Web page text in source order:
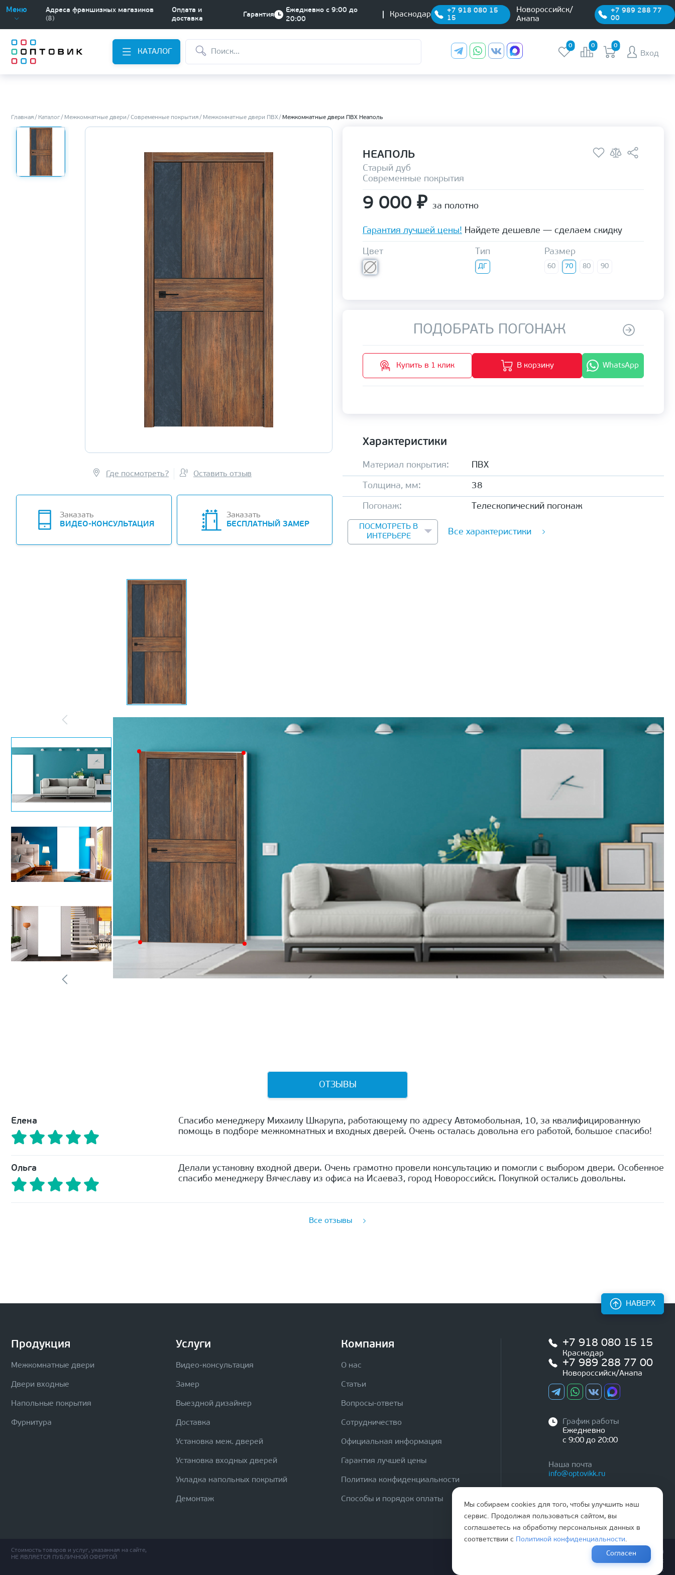
Меню
Адреса франшизных магазинов
(8)
Оплата и
доставка
Гарантия
Ежедневно с 9:00 до
20:00
Краснодар
+7 918 080 15
15
Новороссийск/
Анапа
+7 989 288 77
00
КАТАЛОГ
0 0 0
Вход
Главная Каталог Межкомнатные двери Современные покрытия Межкомнатные двери ПВХ Межкомнатные двери ПВХ Неаполь
Где посмотреть? Оставить отзыв
Заказать
ВИДЕО-КОНСУЛЬТАЦИЯ
Заказать
БЕСПЛАТНЫЙ ЗАМЕР
НЕАПОЛЬ
Старый дуб
Современные покрытия
9 000 ₽ за полотно
Гарантия лучшей цены! Найдете дешевле — сделаем скидку
Цвет Тип
ДГ
Размер
60 70 80 90
ПОДОБРАТЬ ПОГОНАЖ
Купить в 1 клик В корзину WhatsApp
Характеристики
Материал покрытия: ПВХ
Толщина, мм: 38
Погонаж: Телескопический погонаж
ПОСМОТРЕТЬ В
ИНТЕРЬЕРЕ
Все характеристики
ОТЗЫВЫ
Елена
Спасибо менеджеру Михаилу Шкарупа, работающему по адресу Автомобольная, 10, за квалифицированную
помощь в подборе межкомнатных и входных дверей. Очень осталась довольна его работой, большое спасибо!
Ольга
Делали установку входной двери. Очень грамотно провели консультацию и помогли с выбором двери. Особенное
спасибо менеджеру Вячеславу из офиса на Исаева3, город Новороссийск. Покупкой остались довольны.
Все отзывы
Продукция
Межкомнатные двери
Двери входные
Напольные покрытия
Фурнитура
Услуги
Видео-консультация
Замер
Выездной дизайнер
Доставка
Установка меж. дверей
Установка входных дверей
Укладка напольных покрытий
Демонтаж
Компания
О нас
Статьи
Вопросы-ответы
Сотрудничество
Официальная информация
Гарантия лучшей цены
Политика конфиденциальности
Способы и порядок оплаты
+7 918 080 15 15
Краснодар
+7 989 288 77 00
Новороссийск/Анапа
График работы
Ежедневно
с 9:00 до 20:00
Наша почта
info@optovikk.ru
НАВЕРХ
Стоимость товаров и услуг, указанная на сайте,
НЕ ЯВЛЯЕТСЯ ПУБЛИЧНОЙ ОФЕРТОЙ
Правила эксплутации входных и межкомнатных дверей
Политика обработки персональных данных
Согласие на обработку персональных данных
Мы собираем cookies для того, чтобы улучшить наш
сервис. Продолжая пользоваться сайтом, вы
соглашаетесь на обработку персональных данных в
соответствии с
Политикой конфиденциальности.
Согласен